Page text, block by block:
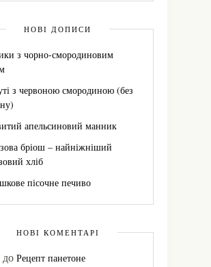
НОВІ ДОПИСИ
з чорно-смородиновим
з червоною смородиною (без
апельсиновий манник
бріош – найніжніший
хліб
пісочне печиво
НОВІ КОМЕНТАРІ
до Рецепт панетоне